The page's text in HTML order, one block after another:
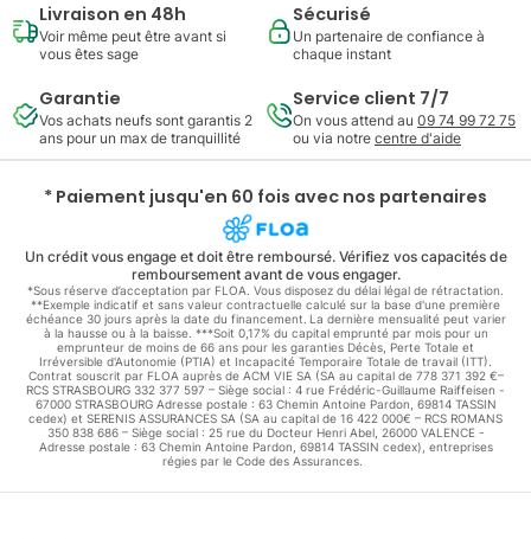
Livraison en 48h
Voir même peut être avant si
vous êtes sage
Sécurisé
Un partenaire de confiance à
chaque instant
Garantie
Vos achats neufs sont garantis 2
ans pour un max de tranquillité
Service client 7/7
On vous attend au 09 74 99 72 75
ou via notre centre d'aide
* Paiement jusqu'en 60 fois avec nos partenaires
Un crédit vous engage et doit être remboursé. Vérifiez vos capacités de
remboursement avant de vous engager.
*Sous réserve d’acceptation par FLOA. Vous disposez du délai légal de rétractation.
**Exemple indicatif et sans valeur contractuelle calculé sur la base d'une première
échéance 30 jours après la date du financement. La dernière mensualité peut varier
à la hausse ou à la baisse. ***Soit 0,17% du capital emprunté par mois pour un
emprunteur de moins de 66 ans pour les garanties Décès, Perte Totale et
Irréversible d'Autonomie (PTIA) et Incapacité Temporaire Totale de travail (ITT).
Contrat souscrit par FLOA auprès de ACM VIE SA (SA au capital de 778 371 392 €–
RCS STRASBOURG 332 377 597 – Siège social : 4 rue Frédéric-Guillaume Raiffeisen -
67000 STRASBOURG Adresse postale : 63 Chemin Antoine Pardon, 69814 TASSIN
cedex) et SERENIS ASSURANCES SA (SA au capital de 16 422 000€ – RCS ROMANS
350 838 686 – Siège social : 25 rue du Docteur Henri Abel, 26000 VALENCE -
Adresse postale : 63 Chemin Antoine Pardon, 69814 TASSIN cedex), entreprises
régies par le Code des Assurances.